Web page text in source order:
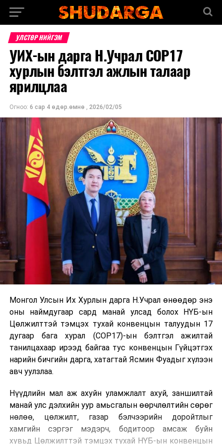
УЛСТӨР НИЙГЭМ
УИХ-ын дарга Н.Учрал COP17
хурлын бэлтгэл ажлын талаар
ярилцлаа
Огноо: 6 сар 4 өдөр.өмнө , 2026/02/05
Монгол Улсын Их Хурлын дарга Н.Учрал өнөөдөр энэ
оны наймдугаар сард манай улсад болох НҮБ-ын
Цөлжилттэй тэмцэх тухай конвенцын талуудын 17
дугаар бага хурал (COP17)-ын бэлтгэл ажилтай
танилцахаар ирээд байгаа тус конвенцын Гүйцэтгэх
нарийн бичгийн дарга, хатагтай Ясмин Фуадыг хүлээн
авч уулзлаа.
Нүүдлийн мал аж ахуйн уламжлалт ахуй, заншилтай
манай улс дэлхийн уур амьсгалын өөрчлөлтийн сөрөг
нөлөө, цөлжилт, газар бэлчээрийн доройтлыг
хамгийн сэргэг мэдэрч, бодитоор амсаж буйн
хувьд Цөлжилттэй тэмцэх тухай НҮБ-ын конвенцын